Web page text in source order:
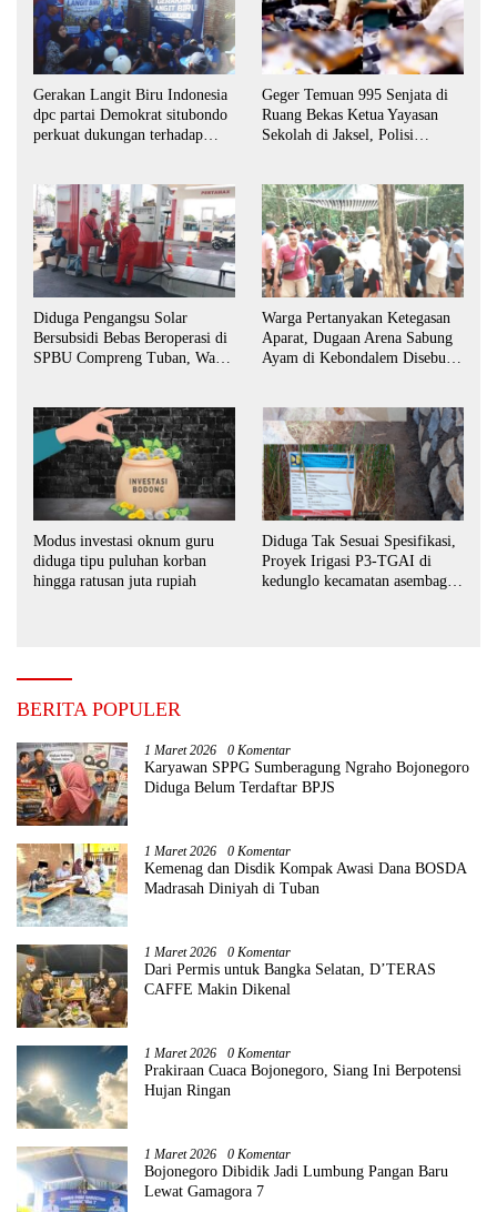
Gerakan Langit Biru Indonesia
dpc partai Demokrat situbondo
perkuat dukungan terhadap
Geger Temuan 995 Senjata di
Ruang Bekas Ketua Yayasan
Sekolah di Jaksel, Polisi
Diduga Pengangsu Solar
Bersubsidi Bebas Beroperasi di
SPBU Compreng Tuban, Warga
Warga Pertanyakan Ketegasan
Aparat, Dugaan Arena Sabung
Ayam di Kebondalem Disebut
Modus investasi oknum guru
diduga tipu puluhan korban
hingga ratusan juta rupiah
Diduga Tak Sesuai Spesifikasi,
Proyek Irigasi P3-TGAI di
kedunglo kecamatan asembagus
BERITA POPULER
1 Maret 2026 0 Komentar
Karyawan SPPG Sumberagung Ngraho Bojonegoro
Diduga Belum Terdaftar BPJS
1 Maret 2026 0 Komentar
Kemenag dan Disdik Kompak Awasi Dana BOSDA
Madrasah Diniyah di Tuban
1 Maret 2026 0 Komentar
Dari Permis untuk Bangka Selatan, D’TERAS
CAFFE Makin Dikenal
1 Maret 2026 0 Komentar
Prakiraan Cuaca Bojonegoro, Siang Ini Berpotensi
Hujan Ringan
1 Maret 2026 0 Komentar
Bojonegoro Dibidik Jadi Lumbung Pangan Baru
Lewat Gamagora 7